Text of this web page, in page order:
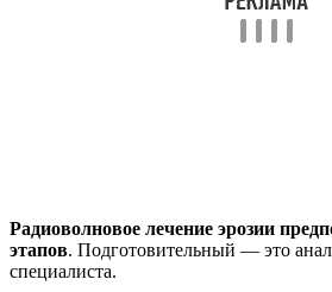
Радиоволновое лечение эрозии
этапов. Подготовительный — это
специалиста.